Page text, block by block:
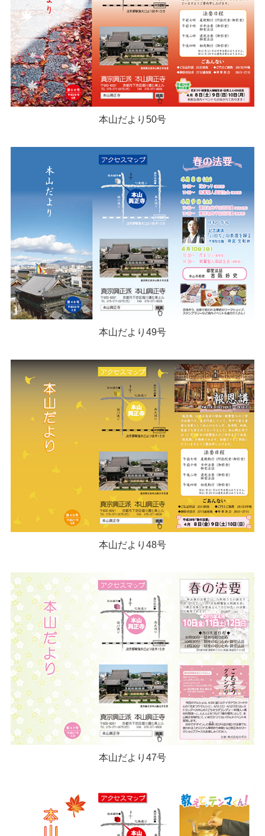
本山だより50号
本山だより49号
本山だより48号
本山だより47号